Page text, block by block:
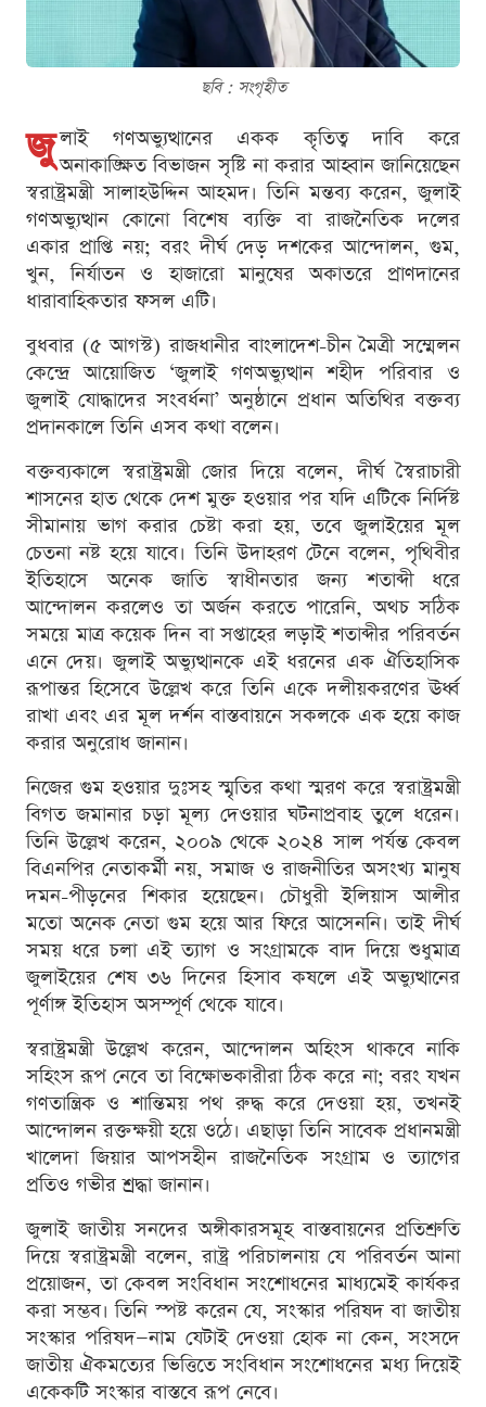
ছবি : সংগৃহীত
জু লাই গণঅভ্যুত্থানের একক কৃতিত্ব দাবি করে
অনাকাঙ্ক্ষিত বিভাজন সৃষ্টি না করার আহ্বান জানিয়েছেন
স্বরাষ্ট্রমন্ত্রী সালাহউদ্দিন আহমদ। তিনি মন্তব্য করেন, জুলাই
গণঅভ্যুত্থান কোনো বিশেষ ব্যক্তি বা রাজনৈতিক দলের
একার প্রাপ্তি নয়; বরং দীর্ঘ দেড় দশকের আন্দোলন, গুম,
খুন, নির্যাতন ও হাজারো মানুষের অকাতরে প্রাণদানের
ধারাবাহিকতার ফসল এটি।
বুধবার (৫ আগস্ট) রাজধানীর বাংলাদেশ-চীন মৈত্রী সম্মেলন
কেন্দ্রে আয়োজিত ‘জুলাই গণঅভ্যুত্থান শহীদ পরিবার ও
জুলাই যোদ্ধাদের সংবর্ধনা’ অনুষ্ঠানে প্রধান অতিথির বক্তব্য
প্রদানকালে তিনি এসব কথা বলেন।
বক্তব্যকালে স্বরাষ্ট্রমন্ত্রী জোর দিয়ে বলেন, দীর্ঘ স্বৈরাচারী
শাসনের হাত থেকে দেশ মুক্ত হওয়ার পর যদি এটিকে নির্দিষ্ট
সীমানায় ভাগ করার চেষ্টা করা হয়, তবে জুলাইয়ের মূল
চেতনা নষ্ট হয়ে যাবে। তিনি উদাহরণ টেনে বলেন, পৃথিবীর
ইতিহাসে অনেক জাতি স্বাধীনতার জন্য শতাব্দী ধরে
আন্দোলন করলেও তা অর্জন করতে পারেনি, অথচ সঠিক
সময়ে মাত্র কয়েক দিন বা সপ্তাহের লড়াই শতাব্দীর পরিবর্তন
এনে দেয়। জুলাই অভ্যুত্থানকে এই ধরনের এক ঐতিহাসিক
রূপান্তর হিসেবে উল্লেখ করে তিনি একে দলীয়করণের ঊর্ধ্ব
রাখা এবং এর মূল দর্শন বাস্তবায়নে সকলকে এক হয়ে কাজ
করার অনুরোধ জানান।
নিজের গুম হওয়ার দুঃসহ স্মৃতির কথা স্মরণ করে স্বরাষ্ট্রমন্ত্রী
বিগত জমানার চড়া মূল্য দেওয়ার ঘটনাপ্রবাহ তুলে ধরেন।
তিনি উল্লেখ করেন, ২০০৯ থেকে ২০২৪ সাল পর্যন্ত কেবল
বিএনপির নেতাকর্মী নয়, সমাজ ও রাজনীতির অসংখ্য মানুষ
দমন-পীড়নের শিকার হয়েছেন। চৌধুরী ইলিয়াস আলীর
মতো অনেক নেতা গুম হয়ে আর ফিরে আসেননি। তাই দীর্ঘ
সময় ধরে চলা এই ত্যাগ ও সংগ্রামকে বাদ দিয়ে শুধুমাত্র
জুলাইয়ের শেষ ৩৬ দিনের হিসাব কষলে এই অভ্যুত্থানের
পূর্ণাঙ্গ ইতিহাস অসম্পূর্ণ থেকে যাবে।
স্বরাষ্ট্রমন্ত্রী উল্লেখ করেন, আন্দোলন অহিংস থাকবে নাকি
সহিংস রূপ নেবে তা বিক্ষোভকারীরা ঠিক করে না; বরং যখন
গণতান্ত্রিক ও শান্তিময় পথ রুদ্ধ করে দেওয়া হয়, তখনই
আন্দোলন রক্তক্ষয়ী হয়ে ওঠে। এছাড়া তিনি সাবেক প্রধানমন্ত্রী
খালেদা জিয়ার আপসহীন রাজনৈতিক সংগ্রাম ও ত্যাগের
প্রতিও গভীর শ্রদ্ধা জানান।
জুলাই জাতীয় সনদের অঙ্গীকারসমূহ বাস্তবায়নের প্রতিশ্রুতি
দিয়ে স্বরাষ্ট্রমন্ত্রী বলেন, রাষ্ট্র পরিচালনায় যে পরিবর্তন আনা
প্রয়োজন, তা কেবল সংবিধান সংশোধনের মাধ্যমেই কার্যকর
করা সম্ভব। তিনি স্পষ্ট করেন যে, সংস্কার পরিষদ বা জাতীয়
সংস্কার পরিষদ—নাম যেটাই দেওয়া হোক না কেন, সংসদে
জাতীয় ঐকমত্যের ভিত্তিতে সংবিধান সংশোধনের মধ্য দিয়েই
একেকটি সংস্কার বাস্তবে রূপ নেবে।